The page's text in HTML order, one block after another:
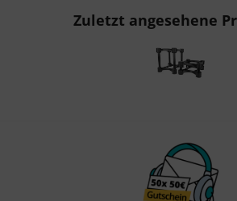
Zuletzt angesehene